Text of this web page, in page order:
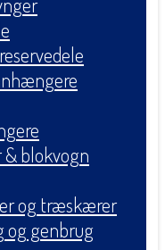
& blokvogn
og træskærer
og genbrug